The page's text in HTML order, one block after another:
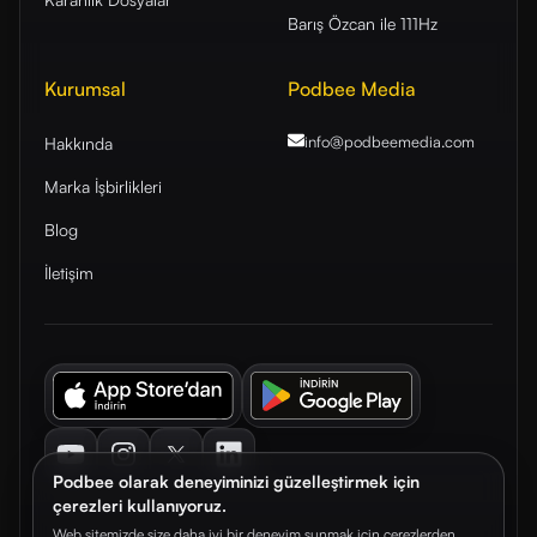
Podbee olarak deneyiminizi güzelleştirmek için
çerezleri kullanıyoruz.
Barış Özcan ile 111Hz
Kurumsal
Hakkında
Marka İşbirlikleri
Blog
İletişim
Podbee Media
info@podbeemedia.com